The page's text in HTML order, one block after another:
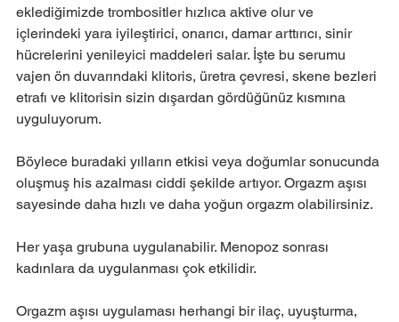
eklediğimizde trombositler hızlıca aktive olur ve
içlerindeki yara iyileştirici, onarıcı, damar arttırıcı, sinir
hücrelerini yenileyici maddeleri salar. İşte bu serumu
vajen ön duvarındaki klitoris, üretra çevresi, skene bezleri
etrafı ve klitorisin sizin dışardan gördüğünüz kısmına
uyguluyorum.
Böylece buradaki yılların etkisi veya doğumlar sonucunda
oluşmuş his azalması ciddi şekilde artıyor. Orgazm aşısı
sayesinde daha hızlı ve daha yoğun orgazm olabilirsiniz.
Her yaşa grubuna uygulanabilir. Menopoz sonrası
kadınlara da uygulanması çok etkilidir.
Orgazm aşısı uygulaması herhangi bir ilaç, uyuşturma,